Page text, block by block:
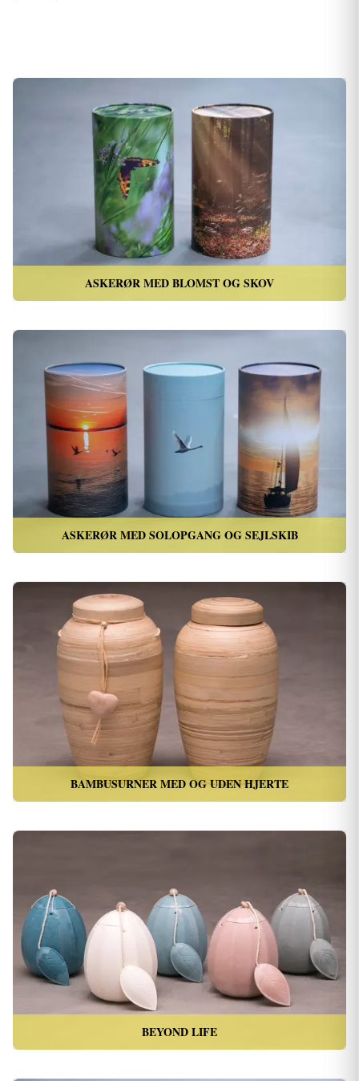
ASKERØR MED BLOMST OG SKOV
ASKERØR MED SOLOPGANG OG SEJLSKIB
BAMBUSURNER MED OG UDEN HJERTE
BEYOND LIFE